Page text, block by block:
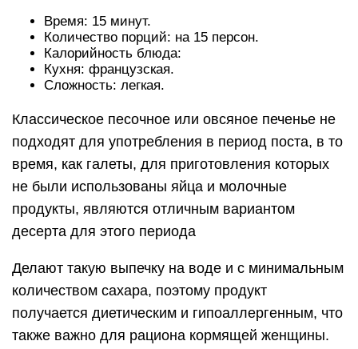
Время: 15 минут.
Количество порций: на 15 персон.
Калорийность блюда:
Кухня: французская.
Сложность: легкая.
Классическое песочное или овсяное печенье не
подходят для употребления в период поста, в то
время, как галеты, для приготовления которых
не были использованы яйца и молочные
продукты, являются отличным вариантом
десерта для этого периода
Делают такую выпечку на воде и с минимальным
количеством сахара, поэтому продукт
получается диетическим и гипоаллергенным, что
также важно для рациона кормящей женщины.